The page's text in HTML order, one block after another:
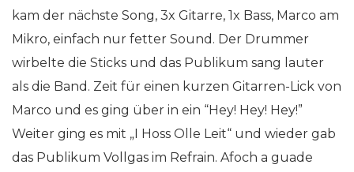
kam der nächste Song, 3x Gitarre, 1x Bass, Marco am
Mikro, einfach nur fetter Sound. Der Drummer
wirbelte die Sticks und das Publikum sang lauter
als die Band. Zeit für einen kurzen Gitarren-Lick von
Marco und es ging über in ein “Hey! Hey! Hey!”
Weiter ging es mit „I Hoss Olle Leit“ und wieder gab
das Publikum Vollgas im Refrain. Afoch a guade